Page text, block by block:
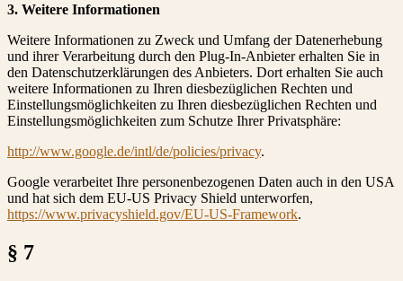
3. Weitere Informationen
Weitere Informationen zu Zweck und Umfang der Datenerhebung
und ihrer Verarbeitung durch den Plug-In-Anbieter erhalten Sie in
den Datenschutzerklärungen des Anbieters. Dort erhalten Sie auch
weitere Informationen zu Ihren diesbezüglichen Rechten und
Einstellungsmöglichkeiten zu Ihren diesbezüglichen Rechten und
Einstellungsmöglichkeiten zum Schutze Ihrer Privatsphäre:
http://www.google.de/intl/de/policies/privacy.
Google verarbeitet Ihre personenbezogenen Daten auch in den USA
und hat sich dem EU-US Privacy Shield unterworfen,
https://www.privacyshield.gov/EU-US-Framework.
§ 7